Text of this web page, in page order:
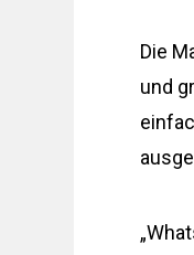
Die
und